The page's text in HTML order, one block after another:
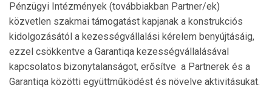
Pénzügyi Intézmények (továbbiakban Partner/ek)
közvetlen szakmai támogatást kapjanak a konstrukciós
kidolgozásától a kezességvállalási kérelem benyújtásáig,
ezzel csökkentve a Garantiqa kezességvállalásával
kapcsolatos bizonytalanságot, erősítve a Partnerek és a
Garantiqa közötti együttműködést és növelve aktivitásukat.